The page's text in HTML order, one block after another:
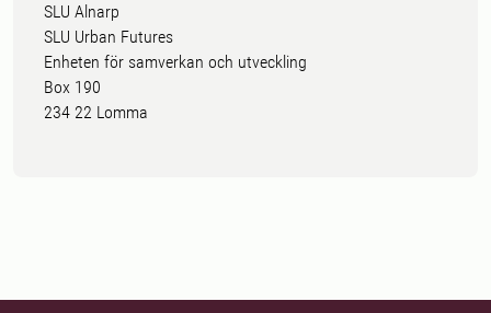
SLU Alnarp
SLU Urban Futures
Enheten för samverkan och utveckling
Box 190
234 22 Lomma